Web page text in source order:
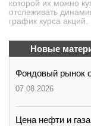
которой их можно
отслеживать
график курса акций.
Новые
Фондовый рынок
07.08.2026
Цена нефти и